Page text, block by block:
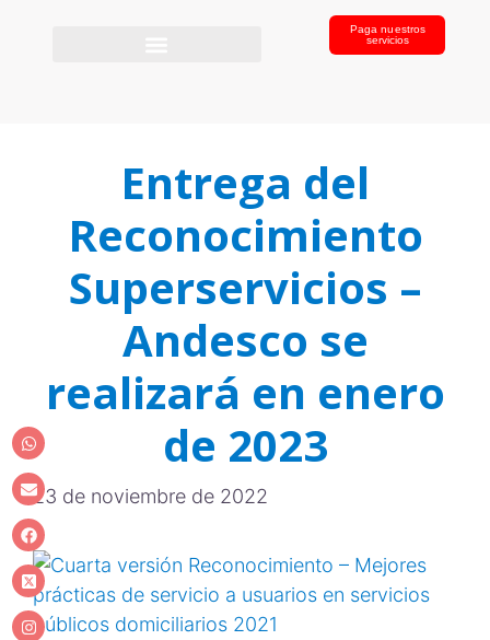
Paga nuestros
servicios
Entrega del
Reconocimiento
Superservicios –
Andesco se
realizará en enero
de 2023
23 de noviembre de 2022